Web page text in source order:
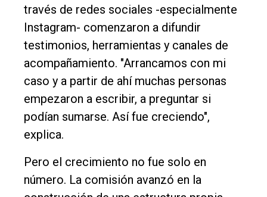
Deportes
Fúnebres
Edición
Empresa
Nosotros
Contacto
través de redes sociales -especialmente
Instagram- comenzaron a difundir
testimonios, herramientas y canales de
acompañamiento. "Arrancamos con mi
caso y a partir de ahí muchas personas
empezaron a escribir, a preguntar si
podían sumarse. Así fue creciendo",
explica.
Pero el crecimiento no fue solo en
número. La comisión avanzó en la